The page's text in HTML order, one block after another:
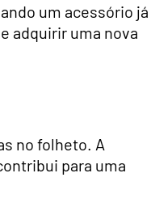
um acessório já
adquirir uma nova
no folheto. A
para uma